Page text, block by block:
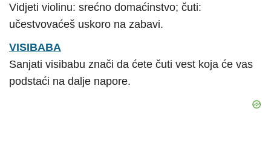
Vidjeti violinu: srećno domaćinstvo; čuti:
učestvovaćeš uskoro na zabavi.
VISIBABA
Sanjati visibabu znači da ćete čuti vest koja će vas
podstaći na dalje napore.